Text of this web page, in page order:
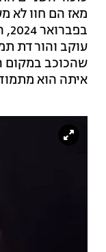
מאז הם חוו לא
עוקב והורדת
שהכוכב במקום
איתה הוא